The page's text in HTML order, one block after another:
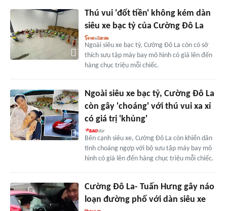
Thú vui 'đốt tiền' không kém dàn
siêu xe bạc tỷ của Cường Đô La
Ngoài siêu xe bạc tỷ, Cường Đô La còn có sở
thích sưu tập máy bay mô hình có giá lên đến
hàng chục triệu mỗi chiếc.
Ngoài siêu xe bạc tỷ, Cường Đô La
còn gây 'choáng' với thú vui xa xỉ
có giá trị 'khủng'
Bên cạnh siêu xe, Cường Đô La còn khiến dân
tình choáng ngợp với bộ sưu tập máy bay mô
hình có giá lên đến hàng chục triệu mỗi chiếc.
Cường Đô La- Tuấn Hưng gây náo
loạn đường phố với dàn siêu xe